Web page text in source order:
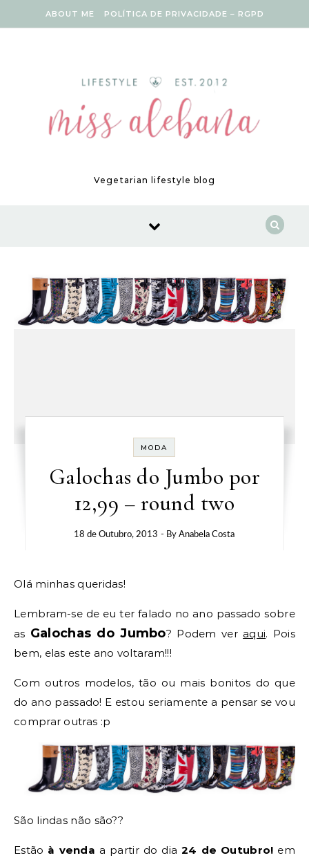
ABOUT ME POLÍTICA DE PRIVACIDADE – RGPD
Vegetarian lifestyle blog
MODA
Galochas do Jumbo por
12,99 – round two
18 de Outubro, 2013 - ByAnabela Costa
Olá minhas queridas!
Lembram-se de eu ter falado no ano passado sobre
as Galochas do Jumbo? Podem veraqui. Pois
bem, elas este ano voltaram!!!
Com outros modelos, tão ou mais bonitos do que
do ano passado! E estou seriamente a pensar se vou
comprar outras :p
São lindas não são??
Estão à venda a partir do dia24 de Outubro! em